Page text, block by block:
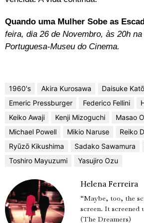
Quando uma Mulher Sobe as
feira, dia 26 de Novembro, às 20h
Portuguesa-Museu do Cinema.
1960's Akira Kurosawa
Daisuke Katō
Emeric Pressburger
Federico Fellini
Keiko Awaji
Kenji Mizoguchi Masao
Michael Powell
Mikio Naruse
Reiko
Ryūzō Kikushima
Sadako Sawamura
Toshiro Mayuzumi
Yasujiro Ozu
Helena Ferreira
“Maybe, too, the
screen. It screened
(The Dreamers)